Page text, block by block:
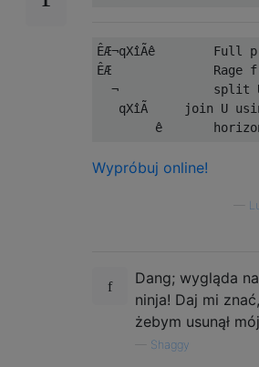
ÊÆ¬qXîÃê        Full
ÊÆ              Rage
¬             split
qXîÃ     join U
Wypróbuj online!
Dang; wygląda
ninja! Daj mi
żebym usunął
Shaggy